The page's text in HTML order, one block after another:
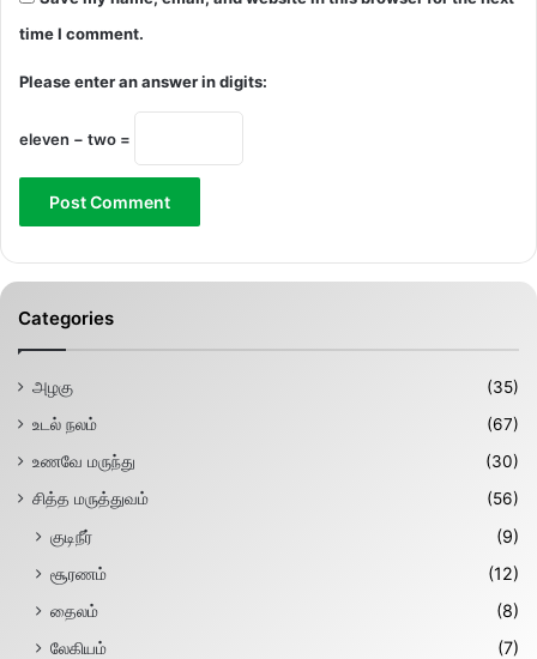
time I comment.
Please enter an answer in digits:
eleven − two =
Categories
அழகு
(35)
உடல் நலம்
(67)
உணவே மருந்து
(30)
சித்த மருத்துவம்
(56)
குடிநீர்
(9)
சூரணம்
(12)
தைலம்
(8)
லேகியம்
(7)